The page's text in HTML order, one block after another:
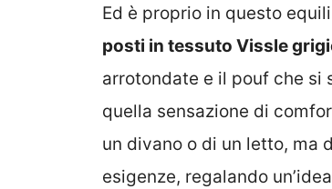
Ed è proprio in questo
posti in tessuto Vissle
arrotondate e il pouf che si
quella sensazione di
un divano o di un letto, ma
esigenze, regalando